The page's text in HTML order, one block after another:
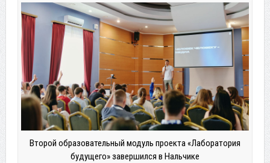
Второй образовательный модуль проекта «Лаборатория
будущего» завершился в Нальчике